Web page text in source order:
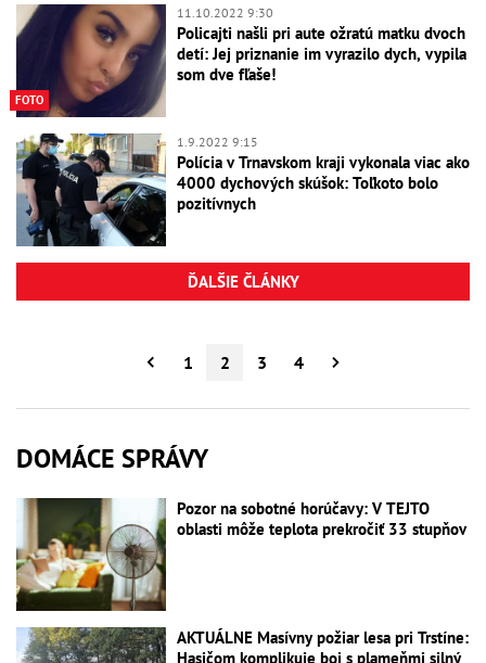
FOTO
11.10.2022 9:30
Policajti našli pri aute ožratú matku dvoch
detí: Jej priznanie im vyrazilo dych, vypila
som dve fľaše!
1.9.2022 9:15
Polícia v Trnavskom kraji vykonala viac ako
4000 dychových skúšok: Toľkoto bolo
pozitívnych
ĎALŠIE ČLÁNKY
1 2 3 4
DOMÁCE SPRÁVY
Pozor na sobotné horúčavy: V TEJTO
oblasti môže teplota prekročiť 33 stupňov
AKTUÁLNE Masívny požiar lesa pri Trstíne:
Hasičom komplikuje boj s plameňmi silný